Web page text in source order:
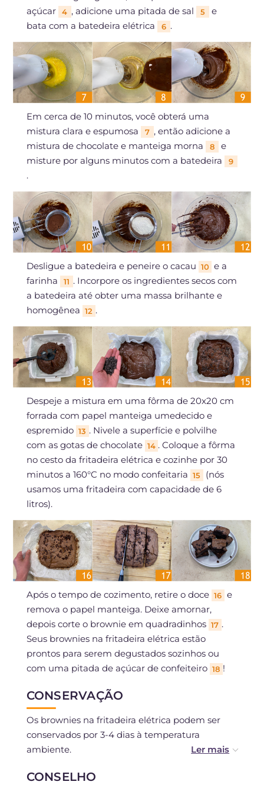
açúcar
4 , adicione uma pitada de sal 5
e
bata com a batedeira elétrica
6 .
Em cerca de 10 minutos, você obterá uma
mistura clara e espumosa
7 , então adicione a
mistura de chocolate e manteiga morna
8
e
misture por alguns minutos com a batedeira
9
.
Desligue a batedeira e peneire o cacau 10 e a
farinha
11 . Incorpore os ingredientes secos com
a batedeira até obter uma massa brilhante e
homogênea 12 .
Despeje a mistura em uma fôrma de 20x20 cm
forrada com papel manteiga umedecido e
espremido 13 . Nivele a superfície e polvilhe
com as gotas de chocolate 14 . Coloque a fôrma
no cesto da fritadeira elétrica e cozinhe por 30
minutos a 160°C no modo confeitaria 15
(nós
usamos uma fritadeira com capacidade de 6
litros).
Após o tempo de cozimento, retire o doce 16 e
remova o papel manteiga. Deixe amornar,
depois corte o brownie em quadradinhos 17 .
Seus brownies na fritadeira elétrica estão
prontos para serem degustados sozinhos ou
com uma pitada de açúcar de confeiteiro 18 !
CONSERVAÇÃO
Os brownies na fritadeira elétrica podem ser
conservados por 3-4 dias à temperatura
ambiente.
Você pode congelá-los após o cozimento.
CONSELHO